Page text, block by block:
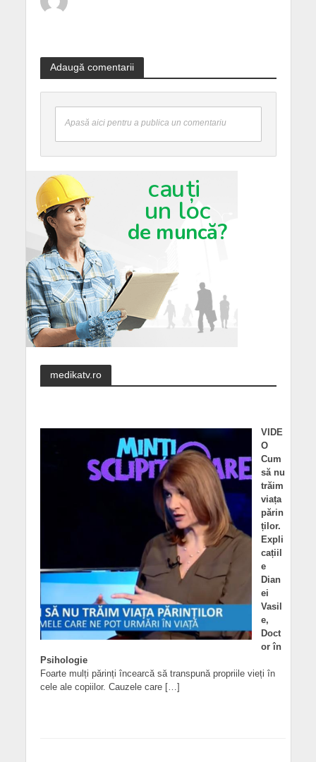
Adaugă comentarii
Apasă aici pentru a publica un comentariu
medikatv.ro
VIDE
O
Cum
să nu
trăim
viața
părin
ților.
Expli
cațiil
e
Dian
ei
Vasil
e,
Doct
or în
Psihologie
Foarte mulți părinți încearcă să transpună propriile vieți în
cele ale copiilor. Cauzele care […]